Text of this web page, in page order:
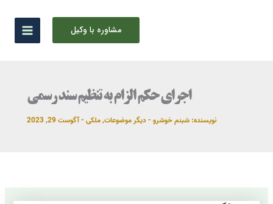
مشاوره با وکیل
اجرای حکم الزام به تنظیم سند رسمی
نویسنده: شبنم خوشرو -دیگر موضوعات,ملکی -آگوست 29, 2023